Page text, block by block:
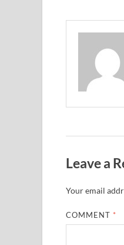
Leave a
Your email
COMMENT *